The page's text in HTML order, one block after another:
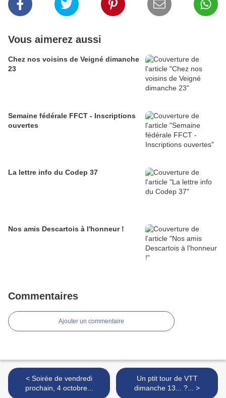
Vous aimerez aussi
Chez nos voisins de Veigné dimanche
23
Semaine fédérale FFCT - Inscriptions
ouvertes
La lettre info du Codep 37
Nos amis Descartois à l'honneur !
Commentaires
Ajouter un commentaire
< Soirée de vendredi
prochain, 4 octobre...
Un ptit tour de VTT
dimanche 13... ?... >